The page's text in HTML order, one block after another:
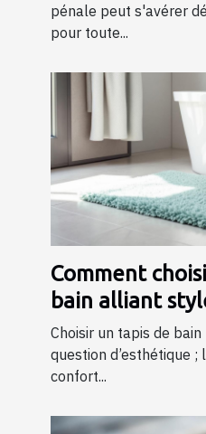
pénale peut s'avérer
pour toute...
Comment
bain alliant
Choisir un tapis de
question d’esthétique
confort...